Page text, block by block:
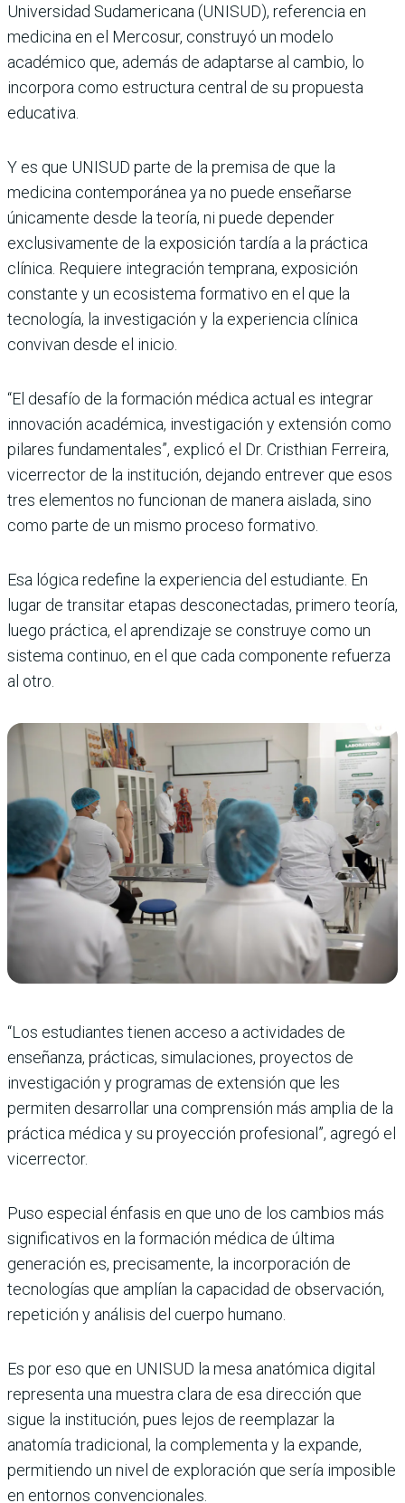
Universidad Sudamericana (UNISUD), referencia en
medicina en el Mercosur, construyó un modelo
académico que, además de adaptarse al cambio, lo
incorpora como estructura central de su propuesta
educativa.
Y es que UNISUD parte de la premisa de que la
medicina contemporánea ya no puede enseñarse
únicamente desde la teoría, ni puede depender
exclusivamente de la exposición tardía a la práctica
clínica. Requiere integración temprana, exposición
constante y un ecosistema formativo en el que la
tecnología, la investigación y la experiencia clínica
convivan desde el inicio.
“El desafío de la formación médica actual es integrar
innovación académica, investigación y extensión como
pilares fundamentales”, explicó el Dr. Cristhian Ferreira,
vicerrector de la institución, dejando entrever que esos
tres elementos no funcionan de manera aislada, sino
como parte de un mismo proceso formativo.
Esa lógica redefine la experiencia del estudiante. En
lugar de transitar etapas desconectadas, primero teoría,
luego práctica, el aprendizaje se construye como un
sistema continuo, en el que cada componente refuerza
al otro.
“Los estudiantes tienen acceso a actividades de
enseñanza, prácticas, simulaciones, proyectos de
investigación y programas de extensión que les
permiten desarrollar una comprensión más amplia de la
práctica médica y su proyección profesional”, agregó el
vicerrector.
Puso especial énfasis en que uno de los cambios más
significativos en la formación médica de última
generación es, precisamente, la incorporación de
tecnologías que amplían la capacidad de observación,
repetición y análisis del cuerpo humano.
Es por eso que en UNISUD la mesa anatómica digital
representa una muestra clara de esa dirección que
sigue la institución, pues lejos de reemplazar la
anatomía tradicional, la complementa y la expande,
permitiendo un nivel de exploración que sería imposible
en entornos convencionales.